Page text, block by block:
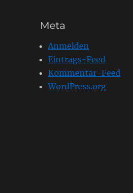
Meta
Anmelden
Eintrags-Feed
Kommentar-Feed
WordPress.org